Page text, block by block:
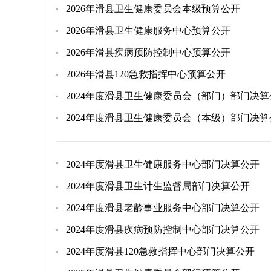
2026年滑县卫生健康委员会本级预算公开
2026年滑县卫生健康服务中心预算公开
2026年滑县疾病预防控制中心预算公开
2026年滑县120急救指挥中心预算公开
2024年度滑县卫生健康委员会（部门）部门决
2024年度滑县卫生健康委员会（本级）部门决
2024年度滑县卫生健康服务中心部门决算公开
2024年度滑县卫生计生监督局部门决算公开
2024年度滑县老龄事业服务中心部门决算公开
2024年度滑县疾病预防控制中心部门决算公开
2024年度滑县120急救指挥中心部门决算公开